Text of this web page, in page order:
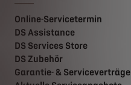
Online-Servicetermin
DS Assistance
DS Services Store
DS Zubehör
Garantie- & Serviceverträge